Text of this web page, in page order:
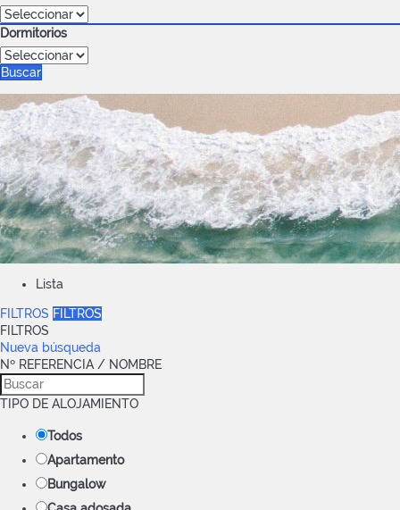
Dormitorios
Buscar
Lista
FILTROS FILTROS
FILTROS
Nueva búsqueda
Nº REFERENCIA / NOMBRE
TIPO DE ALOJAMIENTO
Todos
Apartamento
Bungalow